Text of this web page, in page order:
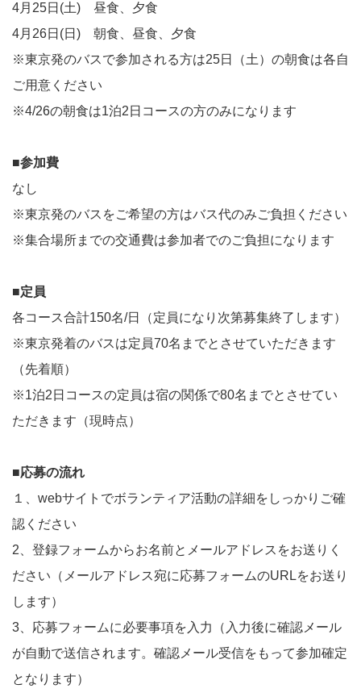
4月25日(土) 昼食、夕食
4月26日(日) 朝食、昼食、夕食
※東京発のバスで参加される方は25日（土）の朝食は各自
ご用意ください
※4/26の朝食は1泊2日コースの方のみになります
■参加費
なし
※東京発のバスをご希望の方はバス代のみご負担ください
※集合場所までの交通費は参加者でのご負担になります
■定員
各コース合計150名/日（定員になり次第募集終了します）
※東京発着のバスは定員70名までとさせていただきます
（先着順）
※1泊2日コースの定員は宿の関係で80名までとさせてい
ただきます（現時点）
■応募の流れ
１、webサイトでボランティア活動の詳細をしっかりご確
認ください
2、登録フォームからお名前とメールアドレスをお送りく
ださい（メールアドレス宛に応募フォームのURLをお送り
します）
3、応募フォームに必要事項を入力（入力後に確認メール
が自動で送信されます。確認メール受信をもって参加確定
となります）